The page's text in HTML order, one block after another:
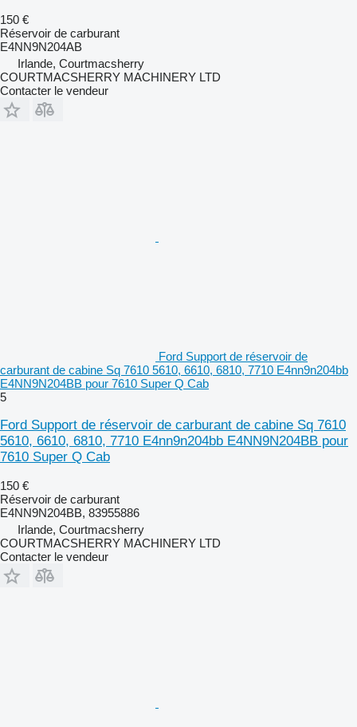
150 €
Réservoir de carburant
E4NN9N204AB
Irlande, Courtmacsherry
COURTMACSHERRY MACHINERY LTD
Contacter le vendeur
Ford Support de réservoir de
carburant de cabine Sq 7610 5610, 6610, 6810, 7710 E4nn9n204bb
E4NN9N204BB pour 7610 Super Q Cab
5
Ford Support de réservoir de carburant de cabine Sq 7610
5610, 6610, 6810, 7710 E4nn9n204bb E4NN9N204BB pour
7610 Super Q Cab
150 €
Réservoir de carburant
E4NN9N204BB, 83955886
Irlande, Courtmacsherry
COURTMACSHERRY MACHINERY LTD
Contacter le vendeur